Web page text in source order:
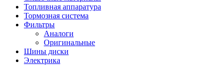
Топливная аппаратура
Тормозная система
Фильтры
Аналоги
Оригинальные
Шины диски
Электрика